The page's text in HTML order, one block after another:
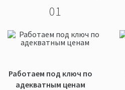
01
Работаем под ключ по
адекватным ценам